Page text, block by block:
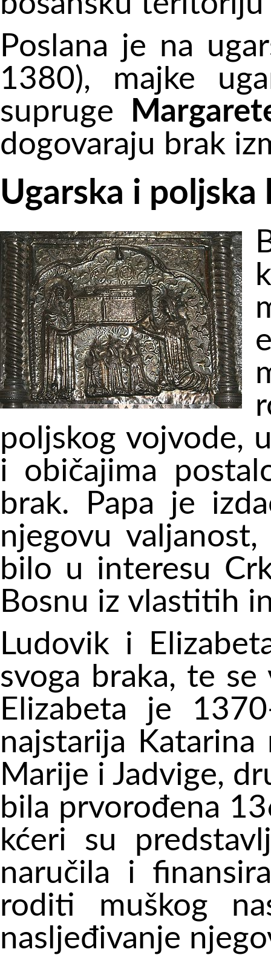
Poslana je na
1380), majke
supruge
dogovaraju brak
Ugarska i poljska
poljskog vojvode,
i običajima
brak. Papa je
njegovu
bilo u interesu
Bosnu iz vlastitih
Ludovik i
svoga braka, te
Elizabeta je
najstarija
Marije i Jadvige,
bila prvorođena
kćeri su
naručila i
roditi muškog
nasljeđivanje